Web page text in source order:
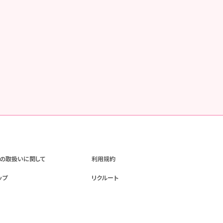
取扱いに関して 利用規約
プ リクルート